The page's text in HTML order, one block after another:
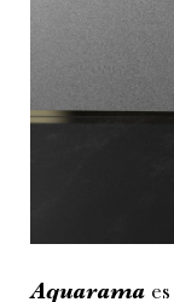
Aquarama